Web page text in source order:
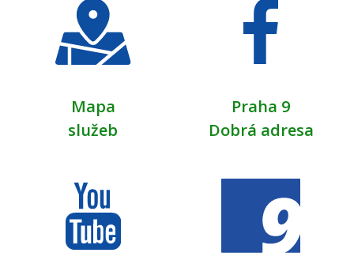
Mapa
služeb
Praha 9
Dobrá adresa